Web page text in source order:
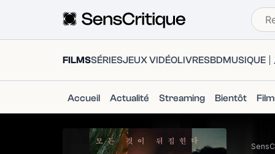
FILMSSÉRIESJEUX VIDÉOLIVRESBDMUSIQUE
Accueil Actualité Streaming Bientôt